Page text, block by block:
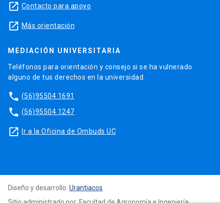
launch Contacto para apoyo
launch Más orientación
MEDIACIÓN UNIVERSITARIA
Teléfonos para orientación y consejo si se ha vulnerado
alguno de tus derechos en la universidad.
phone (56)95504 1691
phone (56)95504 1247
launch Ir a la Oficina de Ombuds UC
Diseño y desarrollo: Urantiacos